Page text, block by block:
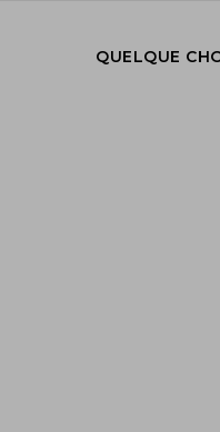
QUELQUE